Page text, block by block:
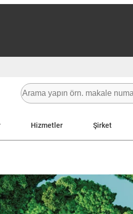
Hizmetler Şirket